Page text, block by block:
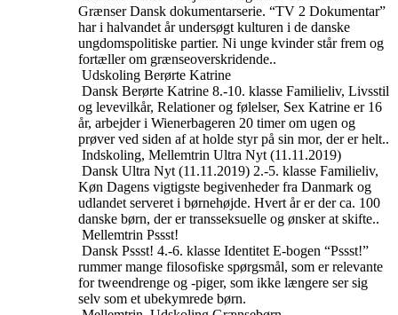
Grænser Dansk dokumentarserie. “TV 2 Dokumentar”
har i halvandet år undersøgt kulturen i de danske
ungdomspolitiske partier. Ni unge kvinder står frem og
fortæller om grænseoverskridende..
Udskoling Berørte Katrine
Dansk Berørte Katrine 8.-10. klasse Familieliv, Livsstil
og levevilkår, Relationer og følelser, Sex Katrine er 16
år, arbejder i Wienerbageren 20 timer om ugen og
prøver ved siden af at holde styr på sin mor, der er helt..
Indskoling, Mellemtrin Ultra Nyt (11.11.2019)
Dansk Ultra Nyt (11.11.2019) 2.-5. klasse Familieliv,
Køn Dagens vigtigste begivenheder fra Danmark og
udlandet serveret i børnehøjde. Hvert år er der ca. 100
danske børn, der er transseksuelle og ønsker at skifte..
Mellemtrin Pssst!
Dansk Pssst! 4.-6. klasse Identitet E-bogen “Pssst!”
rummer mange filosofiske spørgsmål, som er relevante
for tweendrenge og -piger, som ikke længere ser sig
selv som et ubekymrede børn.